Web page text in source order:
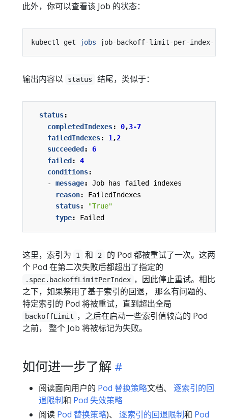
此外，你可以查看该 Job 的状态：
kubectl get jobs
输出内容以 status 结尾，类似于：
status:
completedIndexes: 0,3-7
failedIndexes: 1 ,2
succeeded :
6
failed :
4
conditions:
- message:
Job has failed indexes
reason:
FailedIndexes
status:
"True"
type: Failed
这里，索引为 1 和 2
的 Pod 都被重试了一次。这两
个 Pod 在第二次失败后都超出了指定的
.spec.backoffLimitPerIndex ，因此停止重试。相比
之下，如果禁用了基于索引的回退， 那么有问题的、
特定索引的 Pod 将被重试，直到超出全局
backoffLimit ，之后在启动一些索引值较高的 Pod
之前， 整个 Job 将被标记为失败。
如何进一步了解
阅读面向用户的 Pod 替换策略文档、 逐索引的回
退限制和 Pod 失效策略
阅读 Pod 替换策略)、 逐索引的回退限制和 Pod